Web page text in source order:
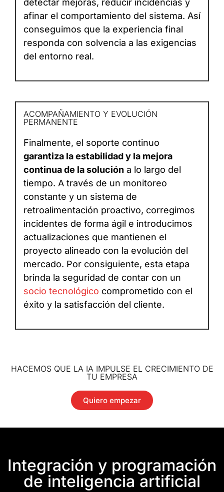
detectar mejoras, reducir incidencias y
afinar el comportamiento del sistema. Así
conseguimos que la experiencia final
responda con solvencia a las exigencias
del entorno real.
ACOMPAÑAMIENTO Y EVOLUCIÓN
PERMANENTE
Finalmente, el soporte continuo
garantiza la estabilidad y la mejora
continua de la solución a lo largo del
tiempo. A través de un monitoreo
constante y un sistema de
retroalimentación proactivo, corregimos
incidentes de forma ágil e introducimos
actualizaciones que mantienen el
proyecto alineado con la evolución del
mercado. Por consiguiente, esta etapa
brinda la seguridad de contar con un
socio tecnológico comprometido con el
éxito y la satisfacción del cliente.
HACEMOS QUE LA IA IMPULSE EL CRECIMIENTO DE
TU EMPRESA
Quiero empezar
Integración y programación
de inteligencia artificial